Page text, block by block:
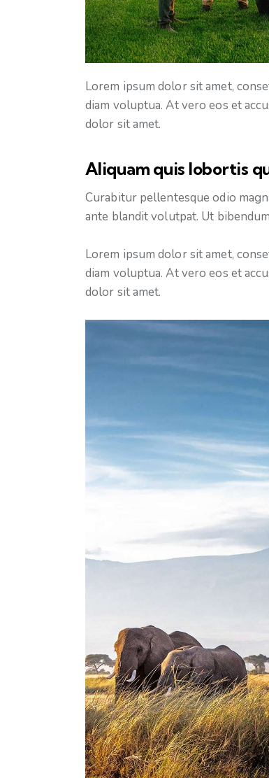
Lorem ipsum dolor sit amet,
diam voluptua. At vero eos et
dolor sit amet.
Aliquam quis lobortis
Curabitur pellentesque odio
ante blandit volutpat. Ut
Lorem ipsum dolor sit amet,
diam voluptua. At vero eos et
dolor sit amet.